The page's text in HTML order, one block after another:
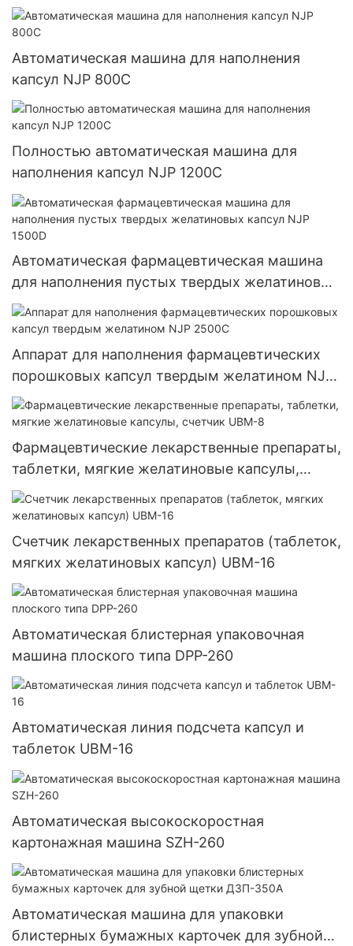
Автоматическая машина для наполнения
капсул NJP 800C
Полностью автоматическая машина для
наполнения капсул NJP 1200C
Автоматическая фармацевтическая машина
для наполнения пустых твердых желатиновых
капсул NJP 1500D
Аппарат для наполнения фармацевтических
порошковых капсул твердым желатином NJP
2500C
Фармацевтические лекарственные препараты,
таблетки, мягкие желатиновые капсулы,
счетчик UBM-8
Счетчик лекарственных препаратов (таблеток,
мягких желатиновых капсул) UBM-16
Автоматическая блистерная упаковочная
машина плоского типа DPP-260
Автоматическая линия подсчета капсул и
таблеток UBM-16
Автоматическая высокоскоростная
картонажная машина SZH-260
Автоматическая машина для упаковки
блистерных бумажных карточек для зубной